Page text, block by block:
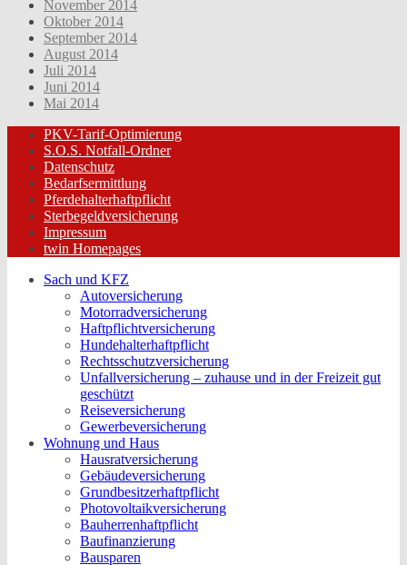
November 2014
Oktober 2014
September 2014
August 2014
Juli 2014
Juni 2014
Mai 2014
PKV-Tarif-Optimierung
S.O.S. Notfall-Ordner
Datenschutz
Bedarfsermittlung
Pferdehalterhaftpflicht
Sterbegeldversicherung
Impressum
twin Homepages
Sach und KFZ
Autoversicherung
Motorradversicherung
Haftpflichtversicherung
Hundehalterhaftpflicht
Rechtsschutzversicherung
Unfallversicherung – zuhause und in der Freizeit gut
geschützt
Reiseversicherung
Gewerbeversicherung
Wohnung und Haus
Hausratversicherung
Gebäudeversicherung
Grundbesitzerhaftpflicht
Photovoltaikversicherung
Bauherrenhaftpflicht
Baufinanzierung
Bausparen